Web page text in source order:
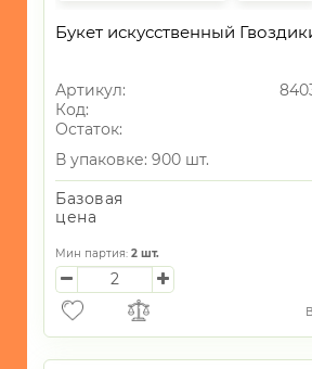
Букет искусственный
Артикул:
Код:
Остаток:
В упаковке: 900 шт.
Базовая
цена
Мин партия: 2 шт.